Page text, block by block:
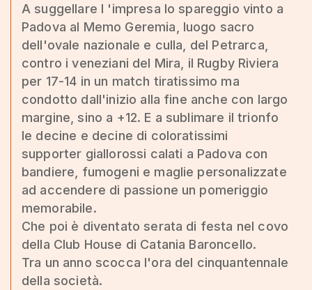
A suggellare l 'impresa lo spareggio vinto a
Padova al Memo Geremia, luogo sacro
dell'ovale nazionale e culla, del Petrarca,
contro i veneziani del Mira, il Rugby Riviera
per 17-14 in un match tiratissimo ma
condotto dall'inizio alla fine anche con largo
margine, sino a +12. E a sublimare il trionfo
le decine e decine di coloratissimi
supporter giallorossi calati a Padova con
bandiere, fumogeni e maglie personalizzate
ad accendere di passione un pomeriggio
memorabile.
Che poi è diventato serata di festa nel covo
della Club House di Catania Baroncello.
Tra un anno scocca l'ora del cinquantennale
della società.